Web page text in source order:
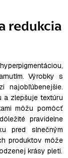
redukcia
Výrobky s
najobľúbenejšie.
a zlepšuje textúru
môžu pomôcť
pravidelne
pred slnečným
produktov môže
krásy pleti.